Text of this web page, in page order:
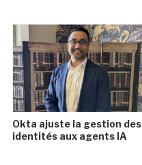
Okta ajuste la gestion des
identités aux agents IA